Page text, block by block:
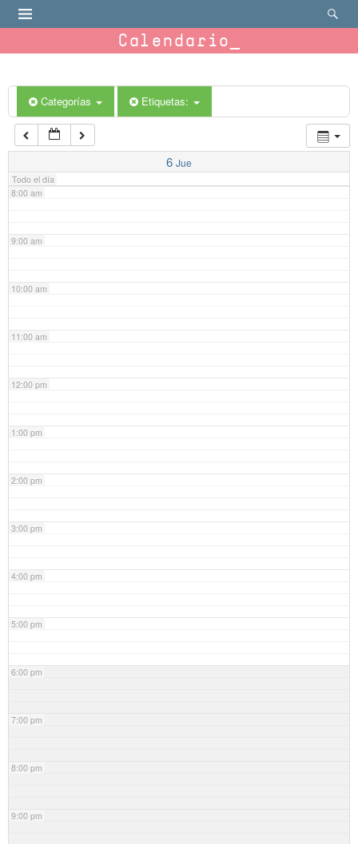
Calendario
Categorías Etiquetas:
6 Jue
Todo el día
6:00 am
7:00 am
8:00 am
9:00 am
10:00 am
11:00 am
12:00 pm
1:00 pm
2:00 pm
3:00 pm
4:00 pm
5:00 pm
6:00 pm
7:00 pm
8:00 pm
9:00 pm